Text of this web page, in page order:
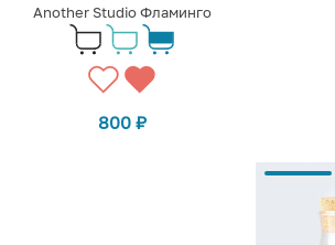
Another Studio Фламинго
800 ₽